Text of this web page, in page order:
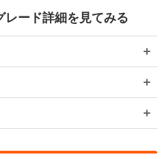
レード詳細を見てみる